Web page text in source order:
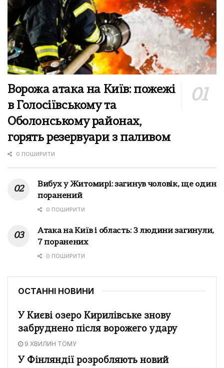
Ворожа атака на Київ: пожежі
в Голосіївському та
Оболонському районах,
горять резервуари з паливом
0 ПОШИРИТИ
Вибух у Житомирі: загинув чоловік, ще один
поранений
0 ПОШИРИТИ
Атака на Київ і область: 3 людини загинули,
7 поранених
0 ПОШИРИТИ
ОСТАННІ НОВИНИ
У Києві озеро Кирилівське знову
забруднено після ворожего удару
9 ХВИЛИН ТОМУ
У Фінляндії розробляють новий